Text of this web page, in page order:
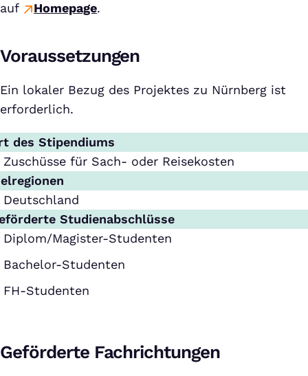
auf
Homepage.
Voraussetzungen
Ein lokaler Bezug des Projektes zu Nürnberg ist
erforderlich.
des Stipendiums
Zuschüsse für Sach- oder Reisekosten
Deutschland
Studienabschlüsse
Diplom/Magister-Studenten
Bachelor-Studenten
FH-Studenten
Geförderte Fachrichtungen